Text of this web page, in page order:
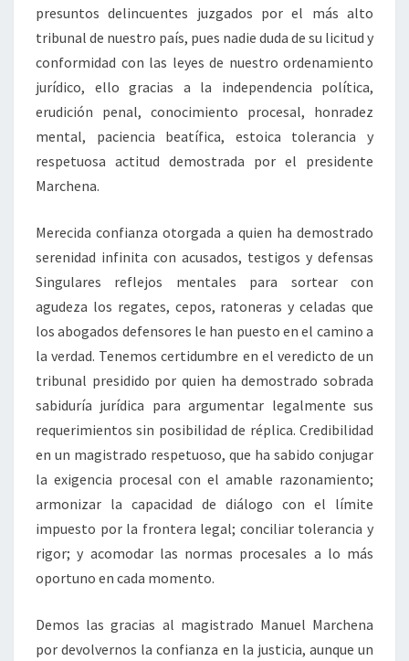
presuntos delincuentes juzgados por el más alto
tribunal de nuestro país, pues nadie duda de su licitud y
conformidad con las leyes de nuestro ordenamiento
jurídico, ello gracias a la independencia política,
erudición penal, conocimiento procesal, honradez
mental, paciencia beatífica, estoica tolerancia y
respetuosa actitud demostrada por el presidente
Marchena.
Merecida confianza otorgada a quien ha demostrado
serenidad infinita con acusados, testigos y defensas
Singulares reflejos mentales para sortear con
agudeza los regates, cepos, ratoneras y celadas que
los abogados defensores le han puesto en el camino a
la verdad. Tenemos certidumbre en el veredicto de un
tribunal presidido por quien ha demostrado sobrada
sabiduría jurídica para argumentar legalmente sus
requerimientos sin posibilidad de réplica. Credibilidad
en un magistrado respetuoso, que ha sabido conjugar
la exigencia procesal con el amable razonamiento;
armonizar la capacidad de diálogo con el límite
impuesto por la frontera legal; conciliar tolerancia y
rigor; y acomodar las normas procesales a lo más
oportuno en cada momento.
Demos las gracias al magistrado Manuel Marchena
por devolvernos la confianza en la justicia, aunque un